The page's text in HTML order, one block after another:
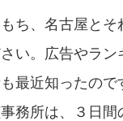
ち、名古屋と
い。広告やラ
最近知ったの
務所は、３日